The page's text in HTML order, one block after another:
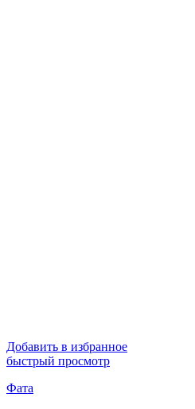
Добавить в избранное
быстрый просмотр
Фата